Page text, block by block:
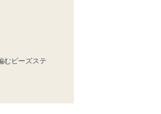
むビーズステ